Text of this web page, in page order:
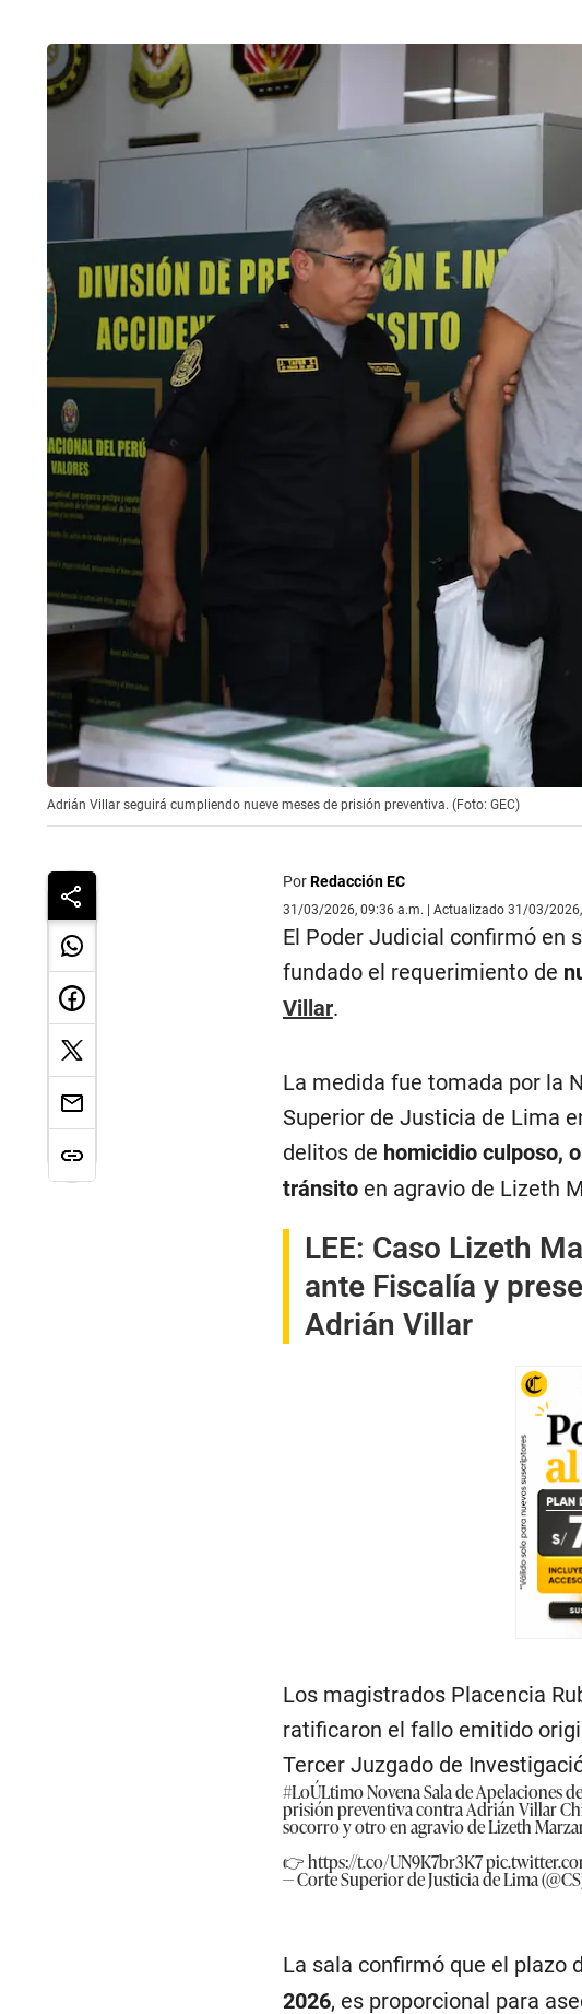
Adrián Villar seguirá cumpliendo nueve meses de prisión preventiva. (Foto: GEC)
PorRedacción EC
31/03/2026, 09:36 a.m. | Actualizado 31/03/
El Poder Judicial confirmó en
fundado el requerimiento de
Villar.
La medida fue tomada por la
Superior de Justicia de Lima
delitos de homicidio culposo,
tránsitoen agravio de Lizeth
LEE: Caso Lizeth
ante Fiscalía y
Adrián Villar
Los magistrados Placencia
ratificaron el fallo emitido
Tercer Juzgado de
#LoÚLtimoNovena Sala de Apelaciones
prisión preventiva contra Adrián Villar
socorro y otro en agravio de Lizeth
👉https://t.co/UN9K7br3K7
— Corte Superior de Justicia de Lima
La sala confirmó que el plazo
2026, es proporcional para